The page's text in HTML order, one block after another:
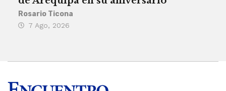
Rosario Ticona
7 Ago, 2026